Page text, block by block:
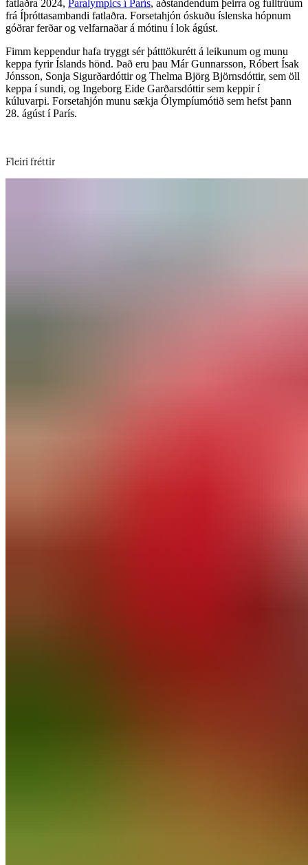
fatlaðra 2024, ​​​​‌ ‍ ​‍​‍‌‍ ‌ ​‍‌‍‍‌‌‍‌ ‌‍‍‌‌‍ ‍​‍​‍​ ‍‍​‍​‍‌ ​ ‌‍​‌‌‍ ‍‌‍‍‌‌ ‌​‌ ‍‌​‍ ‍‌‍‍‌‌‍ ​‍​‍​‍ ​​‍​‍‌‍‍​‌ ​‍‌‍‌‌‌‍‌‍​‍​‍​ ‍‍​‍​‍‌‍‍​‌ ‌​‌ ‌​‌ ​​‌ ​ ​‍ ​‍ ‌‍‌‍‌‍ ‌ ​‍‌ ​ ‌‍‌‌‌ ‌​‌‍‍‌​‍ ‌‌‍‍‌‌ ​ ‌‍ ​‌‍​‌‌‍ ‍‌‍‌​‌ ​ ​‍ ‍‌ ‌‍‌‍‌‌‌ ​‍‌‍​ ‌‍‌‌‌‍ ​​‍ ‍‌‍​‌‌ ​​‌ ​​​‍ ‌ ​ ‌ ‌​‌ ‌‌‌‍‌​‌‍‍‌‌‍ ​‍ ‌‍‍‌‌‍ ‍‌ ‌​‌‍‌‌‌‍ ‍‌ ‌​​‍ ‌‍‌‌‌‍‌​‌‍‍‌‌ ‌​​‍ ‌‍ ‌‌‍ ‌‍‌​‌‍‌‌​ ‌‌ ​​‌ ​‍‌‍‌‌‌ ​ ‌‍‌‌‌‍ ‍‌ ‌​‌‍​‌‌ ‌​‌‍‍‌‌‍ ‌‍ ‍​ ‍ ‌‍‍‌‌‍‌​​ ‌‌ ‌​‌​ ​‌ ​‌‌​ ‌‌​ ​ ‌ ‌‍ ‌‍‍‌‌‍ ​‌‌‍‌‌ ‍‌‌ ‍‍‌‍‌​‌ ‍‌‌‌​ ‌ ‌ ​ ‌‌‌‍‍‌‌‌‍‍‌​‌‌‌​‍‌‌ ‌‍​ ‍ ‌ ‌​‌ ‍‌‌ ​​‌‍‌‌​ ‌‌‍ ‍‌‍‌‌‌ ‌ ‌ ​ ​ ‍ ‌ ​​‌‍​‌‌ ‌​‌‍‍​​ ‌‌ ​​‌‍​‌‌‍‌ ‌‍‌‌‌​​‍‌ ‌‌‌‍‍‌‌‍ ​‌‍‌​‌‍‌‌‌ ​‍​‍‌‌​ ‌‌‌​​‍‌‌ ‌‍‍ ‌‍‌‌‌ ‍‌​‍‌‌​ ​ ‌​‌​​‍‌‌​ ​ ‌​‌​​‍‌‌​ ​‍​ ​‍‌ ​‍‌‍‍‌‌‍​ ‌‍‍​‌ ‌​‌‍‌‌‌ ‍​‌ ‌​​‍ ‌‌‍‌​​ ‍‌‌ ​‍‌ ​ ​ ‍‌‌ ​ ‌ ​​‌ ‍‌‌‍‌‌​‍‌‌​ ​‍​ ​‍​‍‌‌​ ‌‌‌​‌​​‍ ‍‌‍​ ‌‍ ‌‍ ‍‌ ‌​‌‍‌‌‌‍ ‍‌ ‌​​‍‌‌​ ‌‌‌​​‍‌‌ ‌‍‍ ‌‍‌‌‌ ‍‌​‍‌‌​ ​ ‌​‌​​‍‌‌​ ​ ‌​‌​​‍‌‌​ ​‍​ ​‍‌‍‌‌​ ​‍​ ​‌​ ‌​​ ‍‌​ ​‍​ ‍‌​ ​​​ ​‍‌‍​‍​ ‍​​ ​‍​‍‌‌​ ​‍​ ​‍​‍‌‌​ ‌‌‌​‌​​‍ ‍‌‍​ ‌‍‍​‌‍‍‌‌‍ ​‌‍‌​‌ ​‍‌‍‌‌‌‍ ‍​‍‌‌​ ‌‌‌​​‍‌‌ ‌‍‍ ‌‍‌‌‌ ‍‌​‍‌‌​ ​ ‌​‌​​‍‌‌​ ​ ‌​‌​​‍‌‌​ ​‍​ ​‍‌‍​‌‌‍‌‍‌‍​‍‌‍​‌‌‍​ ‌‍​‌​ ‌‌​ ‌‍‌‍​‌​ ‌‌‌‍‌​‌‍​‍​‍‌‌​ ​‍​ ​‍​‍‌‌​ ‌‌‌​‌​​‍ ‍‌ ‌​‌‍‌‌‌ ‍​‌ ‌​​ ‌‍​‍‌‍​‌‌ ​ ‌‍‌‌‌‌‌‌‌ ​‍‌‍ ​​ ‌‌‍‍​‌ ‌​‌ ‌​‌ ​​‌ ​ ​‍‌‌​ ​‍‌​‌‍​‍‌‌​ ​‍‌​‌‍‌‍‌‍‌‍ ‌ ​‍‌ ​ ‌‍‌‌‌ ‌​‌‍‍‌​‍ ‌‌‍‍‌‌ ​ ‌‍ ​‌‍​‌‌‍ ‍‌‍‌​‌ ​ ​‍ ‍‌ ‌‍‌‍‌‌‌ ​‍‌‍​ ‌‍‌‌‌‍ ​​‍ ‍‌‍​‌‌ ​​‌ ​​​‍‌‌​ ​‍‌​‌‍‌ ​ ‌ ‌​‌ ‌‌‌‍‌​‌‍‍‌‌‍ ​‍‌‍‌‍‍‌‌‍‌​​ ‌‌ ‌​‌​ ​‌ ​‌‌​ ‌‌​ ​ ‌ ‌‍ ‌‍‍‌‌‍ ​‌‌‍‌‌ ‍‌‌ ‍‍‌‍‌​‌ ‍‌‌‌​ ‌ ‌ ​ ‌‌‌‍‍‌‌‌‍‍‌​‌‌‌​‍‌‌ ‌‍​‍‌‍‌ ‌​‌ ‍‌‌ ​​‌‍‌‌​ ‌‌‍ ‍‌‍‌‌‌ ‌ ‌ ​ ​‍‌‍‌ ​​‌‍​‌‌ ‌​‌‍‍​​ ‌‌ ​​‌‍​‌‌‍‌ ‌‍‌‌‌​​‍‌ ‌‌‌‍‍‌‌‍ ​‌‍‌​‌‍‌‌‌ ​‍​‍‌‌​ ‌‌‌​​‍‌‌ ‌‍‍ ‌‍‌‌‌ ‍‌​‍‌‌​ ​ ‌​‌​​‍‌‌​ ​ ‌​‌​​‍‌‌​ ​‍​ ​‍‌ ​‍‌‍‍‌‌‍​ ‌‍‍​‌ ‌​‌‍‌‌‌ ‍​‌ ‌​​‍ ‌‌‍‌​​ ‍‌‌ ​‍‌ ​ ​ ‍‌‌ ​ ‌ ​​‌ ‍‌‌‍‌‌​‍‌‌​ ​‍​ ​‍​‍‌‌​ ‌‌‌​‌​​‍ ‍‌‍​ ‌‍ ‌‍ ‍‌ ‌​‌‍‌‌‌‍ ‍‌ ‌​​‍‌‌​ ‌‌‌​​‍‌‌ ‌‍‍ ‌‍‌‌‌ ‍‌​‍‌‌​ ​ ‌​‌​​‍‌‌​ ​ ‌​‌​​‍‌‌​ ​‍​ ​‍‌‍‌‌​ ​‍​ ​‌​ ‌​​ ‍‌​ ​‍​ ‍‌​ ​​​ ​‍‌‍​‍​ ‍​​ ​‍​‍‌‌​ ​‍​ ​‍​‍‌‌​ ‌‌‌​‌​​‍ ‍‌‍​ ‌‍‍​‌‍‍‌‌‍ ​‌‍‌​‌ ​‍‌‍‌‌‌‍ ‍​‍‌‌​ ‌‌‌​​‍‌‌ ‌‍‍ ‌‍‌‌‌ ‍‌​‍‌‌​ ​ ‌​‌​​‍‌‌​ ​ ‌​‌​​‍‌‌​ ​‍​ ​‍‌‍​‌‌‍‌‍‌‍​‍‌‍​‌‌‍​ ‌‍​‌​ ‌‌​ ‌‍‌‍​‌​ ‌‌‌‍‌​‌‍​‍​‍‌‌​ ​‍​ ​‍​‍‌‌​ ‌‌‌​‌​​‍ ‍‌ ‌​‌‍‌‌‌ ‍​‌ ‌​​‍‌‍‌ ​​‌‍‌‌‌ ​‍‌ ​ ‌ ​​‌‍‌‌‌‍​ ‌ ‌​‌‍‍‌‌ ‌‍‌‍‌‌​ ‌‌ ​​‌ ‌‌‌‍​‍‌‍ ​‌‍‍‌‌ ​ ‌‍‍​‌‍‌‌‌‍‌​​‍​‍‌ ‌ Paralympics í París​​​​‌ ‍ ​‍​‍‌‍ ‌ ​‍‌‍‍‌‌‍‌ ‌‍‍‌‌‍ ‍​‍​‍​ ‍‍​‍​‍‌ ​ ‌‍​‌‌‍ ‍‌‍‍‌‌ ‌​‌ ‍‌​‍ ‍‌‍‍‌‌‍ ​‍​‍​‍ ​​‍​‍‌‍‍​‌ ​‍‌‍‌‌‌‍‌‍​‍​‍​ ‍‍​‍​‍‌‍‍​‌ ‌​‌ ‌​‌ ​​‌ ​ ​‍ ​‍ ‌‍‌‍‌‍ ‌ ​‍‌ ​ ‌‍‌‌‌ ‌​‌‍‍‌​‍ ‌‌‍‍‌‌ ​ ‌‍ ​‌‍​‌‌‍ ‍‌‍‌​‌ ​ ​‍ ‍‌ ‌‍‌‍‌‌‌ ​‍‌‍​ ‌‍‌‌‌‍ ​​‍ ‍‌‍​‌‌ ​​‌ ​​​‍ ‌ ​ ‌ ‌​‌ ‌‌‌‍‌​‌‍‍‌‌‍ ​‍ ‌‍‍‌‌‍ ‍‌ ‌​‌‍‌‌‌‍ ‍‌ ‌​​‍ ‌‍‌‌‌‍‌​‌‍‍‌‌ ‌​​‍ ‌‍ ‌‌‍ ‌‍‌​‌‍‌‌​ ‌‌ ​​‌ ​‍‌‍‌‌‌ ​ ‌‍‌‌‌‍ ‍‌ ‌​‌‍​‌‌ ‌​‌‍‍‌‌‍ ‌‍ ‍​ ‍ ‌‍‍‌‌‍‌​​ ‌‌ ‌​‌​ ​‌ ​‌‌​ ‌‌​ ​ ‌ ‌‍ ‌‍‍‌‌‍ ​‌‌‍‌‌ ‍‌‌ ‍‍‌‍‌​‌ ‍‌‌‌​ ‌ ‌ ​ ‌‌‌‍‍‌‌‌‍‍‌​‌‌‌​‍‌‌ ‌‍​ ‍ ‌ ‌​‌ ‍‌‌ ​​‌‍‌‌​ ‌‌‍ ‍‌‍‌‌‌ ‌ ‌ ​ ​ ‍ ‌ ​​‌‍​‌‌ ‌​‌‍‍​​ ‌‌ ​​‌‍​‌‌‍‌ ‌‍‌‌‌​​‍‌ ‌‌‌‍‍‌‌‍ ​‌‍‌​‌‍‌‌‌ ​‍​‍‌‌​ ‌‌‌​​‍‌‌ ‌‍‍ ‌‍‌‌‌ ‍‌​‍‌‌​ ​ ‌​‌​​‍‌‌​ ​ ‌​‌​​‍‌‌​ ​‍​ ​‍‌ ​‍‌‍‍‌‌‍​ ‌‍‍​‌ ‌​‌‍‌‌‌ ‍​‌ ‌​​‍ ‌‌‍‌​​ ‍‌‌ ​‍‌ ​ ​ ‍‌‌ ​ ‌ ​​‌ ‍‌‌‍‌‌​‍‌‌​ ​‍​ ​‍​‍‌‌​ ‌‌‌​‌​​‍ ‍‌‍​ ‌‍ ‌‍ ‍‌ ‌​‌‍‌‌‌‍ ‍‌ ‌​​‍‌‌​ ‌‌‌​​‍‌‌ ‌‍‍ ‌‍‌‌‌ ‍‌​‍‌‌​ ​ ‌​‌​​‍‌‌​ ​ ‌​‌​​‍‌‌​ ​‍​ ​‍‌‍‌‌​ ​‍​ ​‌​ ‌​​ ‍‌​ ​‍​ ‍‌​ ​​​ ​‍‌‍​‍​ ‍​​ ​‍​‍‌‌​ ​‍​ ​‍​‍‌‌​ ‌‌‌​‌​​‍ ‍‌‍​ ‌‍‍​‌‍‍‌‌‍ ​‌‍‌​‌ ​‍‌‍‌‌‌‍ ‍​‍‌‌​ ‌‌‌​​‍‌‌ ‌‍‍ ‌‍‌‌‌ ‍‌​‍‌‌​ ​ ‌​‌​​‍‌‌​ ​ ‌​‌​​‍‌‌​ ​‍​ ​‍​ ‌​​ ‌‌​ ‌‍​ ​‌‌‍‌‌​ ‌‌‌‍‌‌​ ‍‌​ ​‌​ ‍‌‌‍​‍​ ​​​‍‌‌​ ​‍​ ​‍​‍‌‌​ ‌‌‌​‌​​‍ ‍‌ ‌​‌‍‌‌‌ ‍​‌ ‌​​ ‌‍​‍‌‍​‌‌ ​ ‌‍‌‌‌‌‌‌‌ ​‍‌‍ ​​ ‌‌‍‍​‌ ‌​‌ ‌​‌ ​​‌ ​ ​‍‌‌​ ​‍‌​‌‍​‍‌‌​ ​‍‌​‌‍‌‍‌‍‌‍ ‌ ​‍‌ ​ ‌‍‌‌‌ ‌​‌‍‍‌​‍ ‌‌‍‍‌‌ ​ ‌‍ ​‌‍​‌‌‍ ‍‌‍‌​‌ ​ ​‍ ‍‌ ‌‍‌‍‌‌‌ ​‍‌‍​ ‌‍‌‌‌‍ ​​‍ ‍‌‍​‌‌ ​​‌ ​​​‍‌‌​ ​‍‌​‌‍‌ ​ ‌ ‌​‌ ‌‌‌‍‌​‌‍‍‌‌‍ ​‍‌‍‌‍‍‌‌‍‌​​ ‌‌ ‌​‌​ ​‌ ​‌‌​ ‌‌​ ​ ‌ ‌‍ ‌‍‍‌‌‍ ​‌‌‍‌‌ ‍‌‌ ‍‍‌‍‌​‌ ‍‌‌‌​ ‌ ‌ ​ ‌‌‌‍‍‌‌‌‍‍‌​‌‌‌​‍‌‌ ‌‍​‍‌‍‌ ‌​‌ ‍‌‌ ​​‌‍‌‌​ ‌‌‍ ‍‌‍‌‌‌ ‌ ‌ ​ ​‍‌‍‌ ​​‌‍​‌‌ ‌​‌‍‍​​ ‌‌ ​​‌‍​‌‌‍‌ ‌‍‌‌‌​​‍‌ ‌‌‌‍‍‌‌‍ ​‌‍‌​‌‍‌‌‌ ​‍​‍‌‌​ ‌‌‌​​‍‌‌ ‌‍‍ ‌‍‌‌‌ ‍‌​‍‌‌​ ​ ‌​‌​​‍‌‌​ ​ ‌​‌​​‍‌‌​ ​‍​ ​‍‌ ​‍‌‍‍‌‌‍​ ‌‍‍​‌ ‌​‌‍‌‌‌ ‍​‌ ‌​​‍ ‌‌‍‌​​ ‍‌‌ ​‍‌ ​ ​ ‍‌‌ ​ ‌ ​​‌ ‍‌‌‍‌‌​‍‌‌​ ​‍​ ​‍​‍‌‌​ ‌‌‌​‌​​‍ ‍‌‍​ ‌‍ ‌‍ ‍‌ ‌​‌‍‌‌‌‍ ‍‌ ‌​​‍‌‌​ ‌‌‌​​‍‌‌ ‌‍‍ ‌‍‌‌‌ ‍‌​‍‌‌​ ​ ‌​‌​​‍‌‌​ ​ ‌​‌​​‍‌‌​ ​‍​ ​‍‌‍‌‌​ ​‍​ ​‌​ ‌​​ ‍‌​ ​‍​ ‍‌​ ​​​ ​‍‌‍​‍​ ‍​​ ​‍​‍‌‌​ ​‍​ ​‍​‍‌‌​ ‌‌‌​‌​​‍ ‍‌‍​ ‌‍‍​‌‍‍‌‌‍ ​‌‍‌​‌ ​‍‌‍‌‌‌‍ ‍​‍‌‌​ ‌‌‌​​‍‌‌ ‌‍‍ ‌‍‌‌‌ ‍‌​‍‌‌​ ​ ‌​‌​​‍‌‌​ ​ ‌​‌​​‍‌‌​ ​‍​ ​‍​ ‌​​ ‌‌​ ‌‍​ ​‌‌‍‌‌​ ‌‌‌‍‌‌​ ‍‌​ ​‌​ ‍‌‌‍​‍​ ​​​‍‌‌​ ​‍​ ​‍​‍‌‌​ ‌‌‌​‌​​‍ ‍‌ ‌​‌‍‌‌‌ ‍​‌ ‌​​‍‌‍‌ ​​‌‍‌‌‌ ​‍‌ ​ ‌ ​​‌‍‌‌‌‍​ ‌ ‌​‌‍‍‌‌ ‌‍‌‍‌‌​ ‌‌ ​​‌ ‌‌‌‍​‍‌‍ ​‌‍‍‌‌ ​ ‌‍‍​‌‍‌‌‌‍‌​​‍​‍‌ ‌, aðstandendum þeirra og fulltrúum
frá Íþróttasambandi fatlaðra. Forsetahjón óskuðu íslenska hópnum
góðrar ferðar og velfarnaðar á mótinu í lok ágúst.​​​​‌ ‍ ​‍​‍‌‍ ‌ ​‍‌‍‍‌‌‍‌ ‌‍‍‌‌‍ ‍​‍​‍​ ‍‍​‍​‍‌ ​ ‌‍​‌‌‍ ‍‌‍‍‌‌ ‌​‌ ‍‌​‍ ‍‌‍‍‌‌‍ ​‍​‍​‍ ​​‍​‍‌‍‍​‌ ​‍‌‍‌‌‌‍‌‍​‍​‍​ ‍‍​‍​‍‌‍‍​‌ ‌​‌ ‌​‌ ​​‌ ​ ​‍ ​‍ ‌‍‌‍‌‍ ‌ ​‍‌ ​ ‌‍‌‌‌ ‌​‌‍‍‌​‍ ‌‌‍‍‌‌ ​ ‌‍ ​‌‍​‌‌‍ ‍‌‍‌​‌ ​ ​‍ ‍‌ ‌‍‌‍‌‌‌ ​‍‌‍​ ‌‍‌‌‌‍ ​​‍ ‍‌‍​‌‌ ​​‌ ​​​‍ ‌ ​ ‌ ‌​‌ ‌‌‌‍‌​‌‍‍‌‌‍ ​‍ ‌‍‍‌‌‍ ‍‌ ‌​‌‍‌‌‌‍ ‍‌ ‌​​‍ ‌‍‌‌‌‍‌​‌‍‍‌‌ ‌​​‍ ‌‍ ‌‌‍ ‌‍‌​‌‍‌‌​ ‌‌ ​​‌ ​‍‌‍‌‌‌ ​ ‌‍‌‌‌‍ ‍‌ ‌​‌‍​‌‌ ‌​‌‍‍‌‌‍ ‌‍ ‍​ ‍ ‌‍‍‌‌‍‌​​ ‌‌ ‌​‌​ ​‌ ​‌‌​ ‌‌​ ​ ‌ ‌‍ ‌‍‍‌‌‍ ​‌‌‍‌‌ ‍‌‌ ‍‍‌‍‌​‌ ‍‌‌‌​ ‌ ‌ ​ ‌‌‌‍‍‌‌‌‍‍‌​‌‌‌​‍‌‌ ‌‍​ ‍ ‌ ‌​‌ ‍‌‌ ​​‌‍‌‌​ ‌‌‍ ‍‌‍‌‌‌ ‌ ‌ ​ ​ ‍ ‌ ​​‌‍​‌‌ ‌​‌‍‍​​ ‌‌ ​​‌‍​‌‌‍‌ ‌‍‌‌‌​​‍‌ ‌‌‌‍‍‌‌‍ ​‌‍‌​‌‍‌‌‌ ​‍​‍‌‌​ ‌‌‌​​‍‌‌ ‌‍‍ ‌‍‌‌‌ ‍‌​‍‌‌​ ​ ‌​‌​​‍‌‌​ ​ ‌​‌​​‍‌‌​ ​‍​ ​‍‌ ​‍‌‍‍‌‌‍​ ‌‍‍​‌ ‌​‌‍‌‌‌ ‍​‌ ‌​​‍ ‌‌‍‌​​ ‍‌‌ ​‍‌ ​ ​ ‍‌‌ ​ ‌ ​​‌ ‍‌‌‍‌‌​‍‌‌​ ​‍​ ​‍​‍‌‌​ ‌‌‌​‌​​‍ ‍‌‍​ ‌‍ ‌‍ ‍‌ ‌​‌‍‌‌‌‍ ‍‌ ‌​​‍‌‌​ ‌‌‌​​‍‌‌ ‌‍‍ ‌‍‌‌‌ ‍‌​‍‌‌​ ​ ‌​‌​​‍‌‌​ ​ ‌​‌​​‍‌‌​ ​‍​ ​‍‌‍‌‌​ ​‍​ ​‌​ ‌​​ ‍‌​ ​‍​ ‍‌​ ​​​ ​‍‌‍​‍​ ‍​​ ​‍​‍‌‌​ ​‍​ ​‍​‍‌‌​ ‌‌‌​‌​​‍ ‍‌‍​ ‌‍‍​‌‍‍‌‌‍ ​‌‍‌​‌ ​‍‌‍‌‌‌‍ ‍​‍‌‌​ ‌‌‌​​‍‌‌ ‌‍‍ ‌‍‌‌‌ ‍‌​‍‌‌​ ​ ‌​‌​​‍‌‌​ ​ ‌​‌​​‍‌‌​ ​‍​ ​‍​ ​‌​ ‌​‌‍‌‌‌‍‌‍‌‍​‌​ ‌ ​ ​​​ ‍​‌‍​ ​ ​‌‌‍‌​​ ‌​​‍‌‌​ ​‍​ ​‍​‍‌‌​ ‌‌‌​‌​​‍ ‍‌ ‌​‌‍‌‌‌ ‍​‌ ‌​​ ‌‍​‍‌‍​‌‌ ​ ‌‍‌‌‌‌‌‌‌ ​‍‌‍ ​​ ‌‌‍‍​‌ ‌​‌ ‌​‌ ​​‌ ​ ​‍‌‌​ ​‍‌​‌‍​‍‌‌​ ​‍‌​‌‍‌‍‌‍‌‍ ‌ ​‍‌ ​ ‌‍‌‌‌ ‌​‌‍‍‌​‍ ‌‌‍‍‌‌ ​ ‌‍ ​‌‍​‌‌‍ ‍‌‍‌​‌ ​ ​‍ ‍‌ ‌‍‌‍‌‌‌ ​‍‌‍​ ‌‍‌‌‌‍ ​​‍ ‍‌‍​‌‌ ​​‌ ​​​‍‌‌​ ​‍‌​‌‍‌ ​ ‌ ‌​‌ ‌‌‌‍‌​‌‍‍‌‌‍ ​‍‌‍‌‍‍‌‌‍‌​​ ‌‌ ‌​‌​ ​‌ ​‌‌​ ‌‌​ ​ ‌ ‌‍ ‌‍‍‌‌‍ ​‌‌‍‌‌ ‍‌‌ ‍‍‌‍‌​‌ ‍‌‌‌​ ‌ ‌ ​ ‌‌‌‍‍‌‌‌‍‍‌​‌‌‌​‍‌‌ ‌‍​‍‌‍‌ ‌​‌ ‍‌‌ ​​‌‍‌‌​ ‌‌‍ ‍‌‍‌‌‌ ‌ ‌ ​ ​‍‌‍‌ ​​‌‍​‌‌ ‌​‌‍‍​​ ‌‌ ​​‌‍​‌‌‍‌ ‌‍‌‌‌​​‍‌ ‌‌‌‍‍‌‌‍ ​‌‍‌​‌‍‌‌‌ ​‍​‍‌‌​ ‌‌‌​​‍‌‌ ‌‍‍ ‌‍‌‌‌ ‍‌​‍‌‌​ ​ ‌​‌​​‍‌‌​ ​ ‌​‌​​‍‌‌​ ​‍​ ​‍‌ ​‍‌‍‍‌‌‍​ ‌‍‍​‌ ‌​‌‍‌‌‌ ‍​‌ ‌​​‍ ‌‌‍‌​​ ‍‌‌ ​‍‌ ​ ​ ‍‌‌ ​ ‌ ​​‌ ‍‌‌‍‌‌​‍‌‌​ ​‍​ ​‍​‍‌‌​ ‌‌‌​‌​​‍ ‍‌‍​ ‌‍ ‌‍ ‍‌ ‌​‌‍‌‌‌‍ ‍‌ ‌​​‍‌‌​ ‌‌‌​​‍‌‌ ‌‍‍ ‌‍‌‌‌ ‍‌​‍‌‌​ ​ ‌​‌​​‍‌‌​ ​ ‌​‌​​‍‌‌​ ​‍​ ​‍‌‍‌‌​ ​‍​ ​‌​ ‌​​ ‍‌​ ​‍​ ‍‌​ ​​​ ​‍‌‍​‍​ ‍​​ ​‍​‍‌‌​ ​‍​ ​‍​‍‌‌​ ‌‌‌​‌​​‍ ‍‌‍​ ‌‍‍​‌‍‍‌‌‍ ​‌‍‌​‌ ​‍‌‍‌‌‌‍ ‍​‍‌‌​ ‌‌‌​​‍‌‌ ‌‍‍ ‌‍‌‌‌ ‍‌​‍‌‌​ ​ ‌​‌​​‍‌‌​ ​ ‌​‌​​‍‌‌​ ​‍​ ​‍​ ​‌​ ‌​‌‍‌‌‌‍‌‍‌‍​‌​ ‌ ​ ​​​ ‍​‌‍​ ​ ​‌‌‍‌​​ ‌​​‍‌‌​ ​‍​ ​‍​‍‌‌​ ‌‌‌​‌​​‍ ‍‌ ‌​‌‍‌‌‌ ‍​‌ ‌​​‍‌‍‌ ​​‌‍‌‌‌ ​‍‌ ​ ‌ ​​‌‍‌‌‌‍​ ‌ ‌​‌‍‍‌‌ ‌‍‌‍‌‌​ ‌‌ ​​‌ ‌‌‌‍​‍‌‍ ​‌‍‍‌‌ ​ ‌‍‍​‌‍‌‌‌‍‌​​‍​‍‌ ‌
Fimm keppendur hafa tryggt sér þátttökurétt á leikunum og munu
keppa fyrir Íslands hönd. Það eru þau Már Gunnarsson, Róbert Ísak
Jónsson, Sonja Sigurðardóttir og Thelma Björg Björnsdóttir, sem öll
keppa í sundi, og Ingeborg Eide Garðarsdóttir sem keppir í
kúluvarpi. Forsetahjón munu sækja Ólympíumótið sem hefst þann
28. ágúst í París.​​​​‌ ‍ ​‍​‍‌‍ ‌ ​‍‌‍‍‌‌‍‌ ‌‍‍‌‌‍ ‍​‍​‍​ ‍‍​‍​‍‌ ​ ‌‍​‌‌‍ ‍‌‍‍‌‌ ‌​‌ ‍‌​‍ ‍‌‍‍‌‌‍ ​‍​‍​‍ ​​‍​‍‌‍‍​‌ ​‍‌‍‌‌‌‍‌‍​‍​‍​ ‍‍​‍​‍‌‍‍​‌ ‌​‌ ‌​‌ ​​‌ ​ ​‍ ​‍ ‌‍‌‍‌‍ ‌ ​‍‌ ​ ‌‍‌‌‌ ‌​‌‍‍‌​‍ ‌‌‍‍‌‌ ​ ‌‍ ​‌‍​‌‌‍ ‍‌‍‌​‌ ​ ​‍ ‍‌ ‌‍‌‍‌‌‌ ​‍‌‍​ ‌‍‌‌‌‍ ​​‍ ‍‌‍​‌‌ ​​‌ ​​​‍ ‌ ​ ‌ ‌​‌ ‌‌‌‍‌​‌‍‍‌‌‍ ​‍ ‌‍‍‌‌‍ ‍‌ ‌​‌‍‌‌‌‍ ‍‌ ‌​​‍ ‌‍‌‌‌‍‌​‌‍‍‌‌ ‌​​‍ ‌‍ ‌‌‍ ‌‍‌​‌‍‌‌​ ‌‌ ​​‌ ​‍‌‍‌‌‌ ​ ‌‍‌‌‌‍ ‍‌ ‌​‌‍​‌‌ ‌​‌‍‍‌‌‍ ‌‍ ‍​ ‍ ‌‍‍‌‌‍‌​​ ‌‌ ‌​‌​ ​‌ ​‌‌​ ‌‌​ ​ ‌ ‌‍ ‌‍‍‌‌‍ ​‌‌‍‌‌ ‍‌‌ ‍‍‌‍‌​‌ ‍‌‌‌​ ‌ ‌ ​ ‌‌‌‍‍‌‌‌‍‍‌​‌‌‌​‍‌‌ ‌‍​ ‍ ‌ ‌​‌ ‍‌‌ ​​‌‍‌‌​ ‌‌‍ ‍‌‍‌‌‌ ‌ ‌ ​ ​ ‍ ‌ ​​‌‍​‌‌ ‌​‌‍‍​​ ‌‌ ​​‌‍​‌‌‍‌ ‌‍‌‌‌​​‍‌ ‌‌‌‍‍‌‌‍ ​‌‍‌​‌‍‌‌‌ ​‍​‍‌‌​ ‌‌‌​​‍‌‌ ‌‍‍ ‌‍‌‌‌ ‍‌​‍‌‌​ ​ ‌​‌​​‍‌‌​ ​ ‌​‌​​‍‌‌​ ​‍​ ​‍‌ ​‍‌‍‍‌‌‍​ ‌‍‍​‌ ‌​‌‍‌‌‌ ‍​‌ ‌​​‍ ‌‌‍‌​​ ‍‌‌ ​‍‌ ​ ​ ‍‌‌ ​ ‌ ​​‌ ‍‌‌‍‌‌​‍‌‌​ ​‍​ ​‍​‍‌‌​ ‌‌‌​‌​​‍ ‍‌‍​ ‌‍ ‌‍ ‍‌ ‌​‌‍‌‌‌‍ ‍‌ ‌​​‍‌‌​ ‌‌‌​​‍‌‌ ‌‍‍ ‌‍‌‌‌ ‍‌​‍‌‌​ ​ ‌​‌​​‍‌‌​ ​ ‌​‌​​‍‌‌​ ​‍​ ​‍‌‍​ ​ ​ ‌‍​ ​ ​​​ ​‍​ ‍​​ ‌ ​ ‌‌‌‍​‍​ ​‍​ ​​​ ​​​‍‌‌​ ​‍​ ​‍​‍‌‌​ ‌‌‌​‌​​‍ ‍‌‍​ ‌‍‍​‌‍‍‌‌‍ ​‌‍‌​‌ ​‍‌‍‌‌‌‍ ‍​‍‌‌​ ‌‌‌​​‍‌‌ ‌‍‍ ‌‍‌‌‌ ‍‌​‍‌‌​ ​ ‌​‌​​‍‌‌​ ​ ‌​‌​​‍‌‌​ ​‍​ ​‍​ ‍​‌‍​‍‌‍​‍​ ‌‍​ ‌‍‌‍​‍‌‍‌‌​ ​‍‌‍‌​‌‍​‌​ ​‌‌‍‌​​‍‌‌​ ​‍​ ​‍​‍‌‌​ ‌‌‌​‌​​‍ ‍‌ ‌​‌‍‌‌‌ ‍​‌ ‌​​ ‌‍​‍‌‍​‌‌ ​ ‌‍‌‌‌‌‌‌‌ ​‍‌‍ ​​ ‌‌‍‍​‌ ‌​‌ ‌​‌ ​​‌ ​ ​‍‌‌​ ​‍‌​‌‍​‍‌‌​ ​‍‌​‌‍‌‍‌‍‌‍ ‌ ​‍‌ ​ ‌‍‌‌‌ ‌​‌‍‍‌​‍ ‌‌‍‍‌‌ ​ ‌‍ ​‌‍​‌‌‍ ‍‌‍‌​‌ ​ ​‍ ‍‌ ‌‍‌‍‌‌‌ ​‍‌‍​ ‌‍‌‌‌‍ ​​‍ ‍‌‍​‌‌ ​​‌ ​​​‍‌‌​ ​‍‌​‌‍‌ ​ ‌ ‌​‌ ‌‌‌‍‌​‌‍‍‌‌‍ ​‍‌‍‌‍‍‌‌‍‌​​ ‌‌ ‌​‌​ ​‌ ​‌‌​ ‌‌​ ​ ‌ ‌‍ ‌‍‍‌‌‍ ​‌‌‍‌‌ ‍‌‌ ‍‍‌‍‌​‌ ‍‌‌‌​ ‌ ‌ ​ ‌‌‌‍‍‌‌‌‍‍‌​‌‌‌​‍‌‌ ‌‍​‍‌‍‌ ‌​‌ ‍‌‌ ​​‌‍‌‌​ ‌‌‍ ‍‌‍‌‌‌ ‌ ‌ ​ ​‍‌‍‌ ​​‌‍​‌‌ ‌​‌‍‍​​ ‌‌ ​​‌‍​‌‌‍‌ ‌‍‌‌‌​​‍‌ ‌‌‌‍‍‌‌‍ ​‌‍‌​‌‍‌‌‌ ​‍​‍‌‌​ ‌‌‌​​‍‌‌ ‌‍‍ ‌‍‌‌‌ ‍‌​‍‌‌​ ​ ‌​‌​​‍‌‌​ ​ ‌​‌​​‍‌‌​ ​‍​ ​‍‌ ​‍‌‍‍‌‌‍​ ‌‍‍​‌ ‌​‌‍‌‌‌ ‍​‌ ‌​​‍ ‌‌‍‌​​ ‍‌‌ ​‍‌ ​ ​ ‍‌‌ ​ ‌ ​​‌ ‍‌‌‍‌‌​‍‌‌​ ​‍​ ​‍​‍‌‌​ ‌‌‌​‌​​‍ ‍‌‍​ ‌‍ ‌‍ ‍‌ ‌​‌‍‌‌‌‍ ‍‌ ‌​​‍‌‌​ ‌‌‌​​‍‌‌ ‌‍‍ ‌‍‌‌‌ ‍‌​‍‌‌​ ​ ‌​‌​​‍‌‌​ ​ ‌​‌​​‍‌‌​ ​‍​ ​‍‌‍​ ​ ​ ‌‍​ ​ ​​​ ​‍​ ‍​​ ‌ ​ ‌‌‌‍​‍​ ​‍​ ​​​ ​​​‍‌‌​ ​‍​ ​‍​‍‌‌​ ‌‌‌​‌​​‍ ‍‌‍​ ‌‍‍​‌‍‍‌‌‍ ​‌‍‌​‌ ​‍‌‍‌‌‌‍ ‍​‍‌‌​ ‌‌‌​​‍‌‌ ‌‍‍ ‌‍‌‌‌ ‍‌​‍‌‌​ ​ ‌​‌​​‍‌‌​ ​ ‌​‌​​‍‌‌​ ​‍​ ​‍​ ‍​‌‍​‍‌‍​‍​ ‌‍​ ‌‍‌‍​‍‌‍‌‌​ ​‍‌‍‌​‌‍​‌​ ​‌‌‍‌​​‍‌‌​ ​‍​ ​‍​‍‌‌​ ‌‌‌​‌​​‍ ‍‌ ‌​‌‍‌‌‌ ‍​‌ ‌​​‍‌‍‌ ​​‌‍‌‌‌ ​‍‌ ​ ‌ ​​‌‍‌‌‌‍​ ‌ ‌​‌‍‍‌‌ ‌‍‌‍‌‌​ ‌‌ ​​‌ ‌‌‌‍​‍‌‍ ​‌‍‍‌‌ ​ ‌‍‍​‌‍‌‌‌‍‌​​‍​‍‌ ‌
Fleiri fréttir